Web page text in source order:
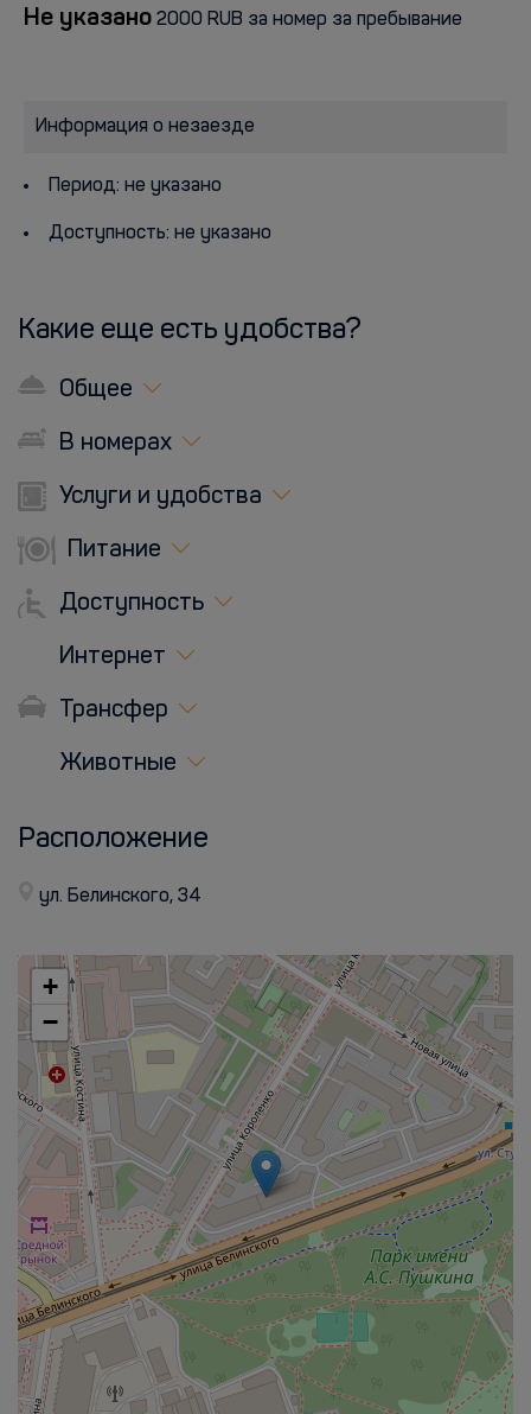
Не указано 2000 RUB за номер за пребывание
Информация о незаезде
Период: не указано
Доступность: не указано
Какие еще есть удобства?
Общее
В номерах
Услуги и удобства
Питание
Доступность
Интернет
Трансфер
Животные
Расположение
ул. Белинского, 34
+
−